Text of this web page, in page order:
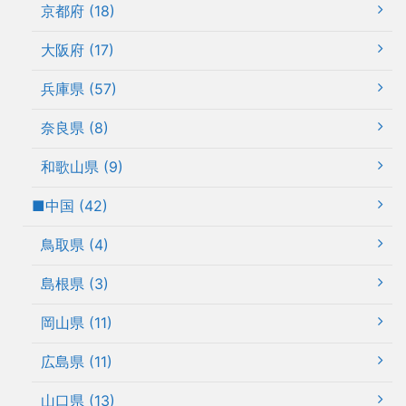
京都府 (18)
大阪府 (17)
兵庫県 (57)
奈良県 (8)
和歌山県 (9)
■中国 (42)
鳥取県 (4)
島根県 (3)
岡山県 (11)
広島県 (11)
山口県 (13)